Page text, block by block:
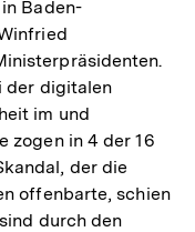
Baden-
der digitalen
im und
zogen in 4 der 16
der die
offenbarte, schien
durch den